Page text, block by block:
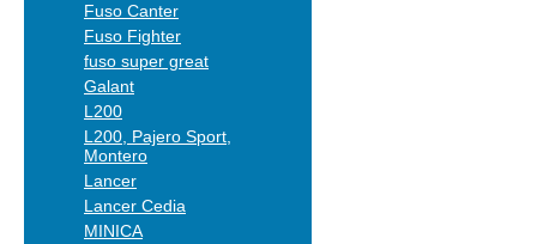
Fuso Canter
Fuso Fighter
fuso super great
Galant
L200
L200, Pajero Sport,
Montero
Lancer
Lancer Cedia
MINICA